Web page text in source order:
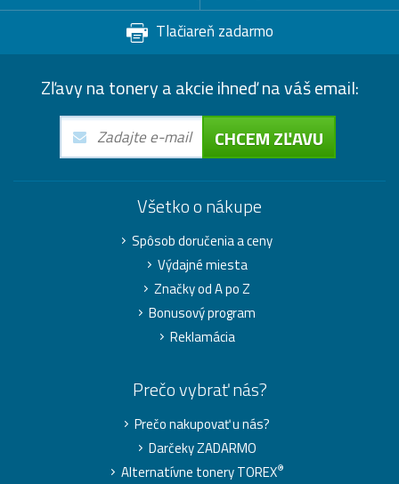
Tlačiareň zadarmo
Zľavy na tonery a akcie ihneď na váš email:
CHCEM ZĽAVU
Všetko o nákupe
Spôsob doručenia a ceny
Výdajné miesta
Značky od A po Z
Bonusový program
Reklamácia
Prečo vybrať nás?
Prečo nakupovať u nás?
Darčeky ZADARMO
Alternatívne tonery TOREX®